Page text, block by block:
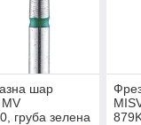
шар
груба зелена